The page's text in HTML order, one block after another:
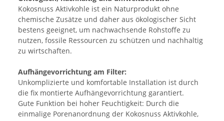
Kokosnuss Aktivkohle ist ein Naturprodukt ohne
chemische Zusätze und daher aus ökologischer Sicht
bestens geeignet, um nachwachsende Rohstoffe zu
nutzen, fossile Ressourcen zu schützen und nachhaltig
zu wirtschaften.
Aufhängevorrichtung am Filter:
Unkomplizierte und komfortable Installation ist durch
die fix montierte Aufhängevorrichtung garantiert.
Gute Funktion bei hoher Feuchtigkeit: Durch die
einmalige Porenanordnung der Kokosnuss Aktivkohle,